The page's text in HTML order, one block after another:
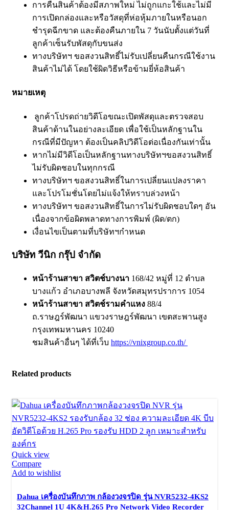
การคืนสินค้าต้องมีสภาพใหม่ ไม่ถูกแกะใช้และไม่มี
การเปิดกล่องและหรือวัสดุที่ห่อหุ้มภายในหรือนอก
ชำรุดฉีกขาด และต้องคืนภายใน 7 วันนับตั้งแต่วันที่
ลูกค้าเซ็นรับพัสดุกับขนส่ง
ทางบริษัทฯ ขอสงวนสิทธิ์ไม่รับเปลี่ยนคืนกรณีใช้งาน
สินค้าไม่ได้ โดยใช้ผิดวิธีหรือข้ามยี่ห้อสินค้า
หมายเหตุ
ลูกค้าโปรดถ่ายวิดีโอขณะเปิดพัสดุและตรวจสอบ
สินค้าด้านในอย่างละเอียด เพื่อใช้เป็นหลักฐานใน
กรณีที่มีปัญหา ต้องเป็นคลิปวิดีโอต่อเนื่องกันเท่านั้น
หากไม่มีวิดีโอเป็นหลักฐานทางบริษัทฯขอสงวนสิทธิ์
ไม่รับผิดชอบในทุกกรณี
ทางบริษัทฯ ขอสงวนสิทธิ์ในการเปลี่ยนแปลงราคา
และโปรโมชั่นโดยไม่แจ้งให้ทราบล่วงหน้า
ทางบริษัทฯ ขอสงวนสิทธิ์ในการไม่รับผิดชอบใดๆ อัน
เนื่องจากข้อผิดพลาดทางการพิมพ์ (ผิด/ตก)
เงื่อนไขเป็นตามที่บริษัทฯกำหนด
บริษัท วีนิก กรุ๊ป จำกัด
หน้าร้านสาขา สวิตช์บางนา 168/42 หมู่ที่ 12 ตำบล
บางแก้ว อำเภอบางพลี จังหวัดสมุทรปราการ 1054
หน้าร้านสาขา สวิตช์รามคำแหง 88/4
ถ.ราษฎร์พัฒนา แขวงราษฎร์พัฒนา เขตสะพานสูง
กรุงเทพมหานคร 10240
ชมสินค้าอื่นๆ ได้ที่เว็บ https://vnixgroup.co.th/
Related products
Quick view
Compare
Add to wishlist
Dahua เครื่องบันทึกภาพ กล้องวงจรปิด รุ่น NVR5232-4KS2
32Channel 1U 4K&H.265 Pro Network Video Recorder